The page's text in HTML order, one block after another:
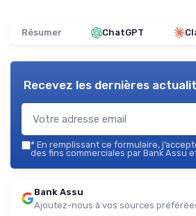
Résumer ChatGPT
Recevez les dernières
* En remplissant ce formulaire,
des fins commerciales par Bank Assu
Bank Assu
Ajoutez-nous à vos sources